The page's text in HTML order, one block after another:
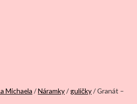
Michaela /Náramky/guličky/ Granát –